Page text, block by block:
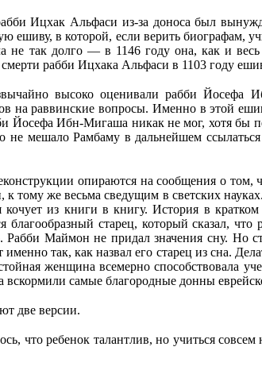
Ицхак Альфаси из-за доноса был
ешиву, в которой, если верить
не так долго — в 1146 году она, как и
рабби Ицхака Альфаси в 1103 году
высоко оценивали рабби Йосефа
на раввинские вопросы. Именно в этой
Йосефа Ибн-Мигаша никак не мог, хотя
не мешало Рамбаму в дальнейшем
опираются на сообщения о том,
тому же весьма сведущим в светских
кочует из книги в книгу. История в
старец, который сказал,
Маймон не придал значения сну. Но
так, как назвал его старец из сна.
женщина всемерно способствовала
самые благородные донны
две версии.
что ребенок талантлив, но учиться